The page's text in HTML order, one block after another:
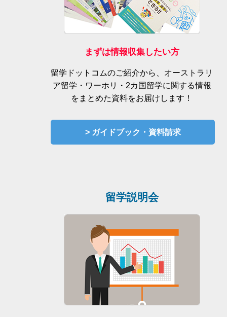
まずは情報収集したい方
留学ドットコムのご紹介から、オーストラリ
ア留学・ワーホリ・2カ国留学に関する情報
をまとめた資料をお届けします！
> ガイドブック・資料請求
留学説明会